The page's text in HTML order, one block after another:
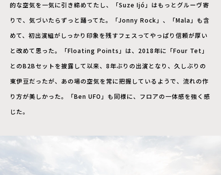
的な空気を一気に引き締めてたし、「Suze Ijó」はもっとグルーヴ寄
りで、気づいたらずっと踊ってた。「Jonny Rock」、「Mala」も含
めて、初出演組がしっかり印象を残すフェスってやっぱり信頼が厚い
と改めて思った。「Floating Points」は、2018年に「Four Tet」
とのB2Bセットを披露して以来、8年ぶりの出演となり、久しぶりの
東伊豆だったが、あの場の空気を常に把握しているようで、流れの作
り方が美しかった。「Ben UFO」も同様に、フロアの一体感を強く感
じた。